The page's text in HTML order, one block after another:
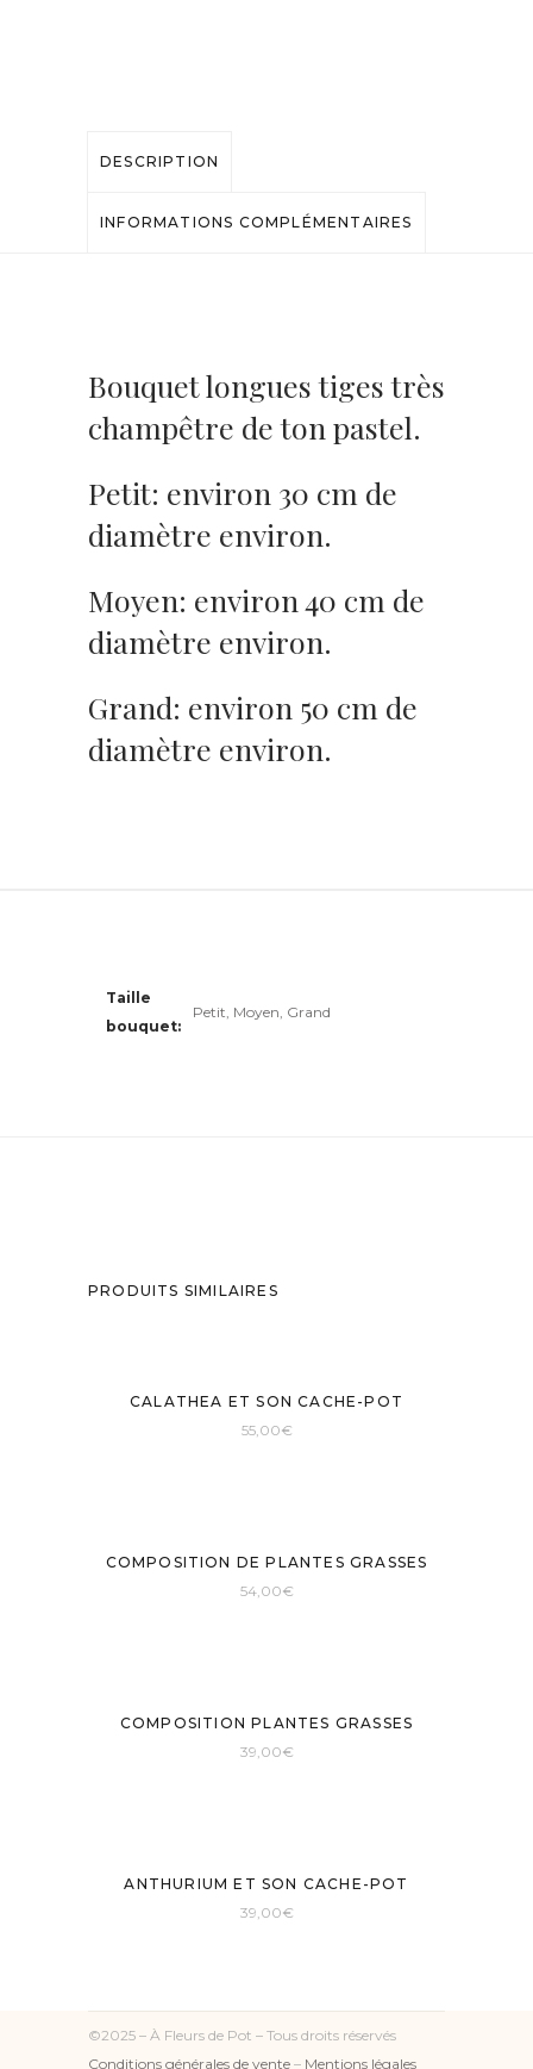
DESCRIPTION
INFORMATIONS COMPLÉMENTAIRES
Bouquet longues tiges très
champêtre de ton pastel.
Petit: environ 30 cm de
diamètre environ.
Moyen: environ 40 cm de
diamètre environ.
Grand: environ 50 cm de
diamètre environ.
Taille
bouquet
Petit, Moyen, Grand
PRODUITS SIMILAIRES
CALATHEA ET SON CACHE-POT
55,00€
COMPOSITION DE PLANTES GRASSES
54,00€
COMPOSITION PLANTES GRASSES
39,00€
ANTHURIUM ET SON CACHE-POT
39,00€
©2025 – À Fleurs de Pot – Tous droits réservés
Conditions générales de vente – Mentions légales